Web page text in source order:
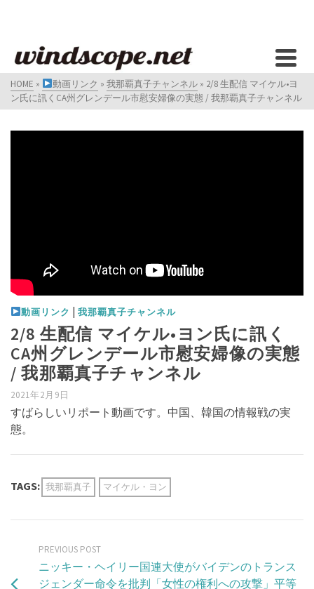
HOME » 動画リンク » 我那覇真子チャンネル » 2/8 生配信 マイケル•ヨ
ン氏に訊くCA州グレンデール市慰安婦像の実態 / 我那覇真子チャンネル
動画リンク | 我那覇真子チャンネル
2/8 生配信 マイケル•ヨン氏に訊く
CA州グレンデール市慰安婦像の実態
/ 我那覇真子チャンネル
2021年2月9日
すばらしいリポート動画です。中国、韓国の情報戦の実
態。
TAGS: 我那覇真子 マイケル・ヨン
PREVIOUS POST
ニッキー・ヘイリー国連大使がバイデンのトランス
ジェンダー命令を批判「女性の権利への攻撃」平等